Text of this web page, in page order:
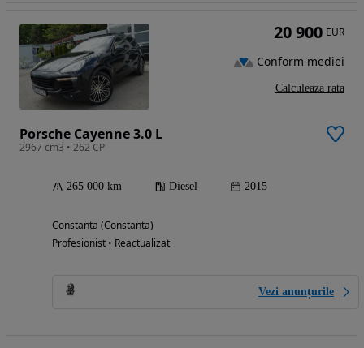
Porsche Cayenne 3.0 L
2967 cm3 • 262 CP
265 000 km Diesel 2015
Constanta (Constanta)
Profesionist • Reactualizat
Vezi anunțurile
20 900 EUR
Conform mediei
Calculeaza rata